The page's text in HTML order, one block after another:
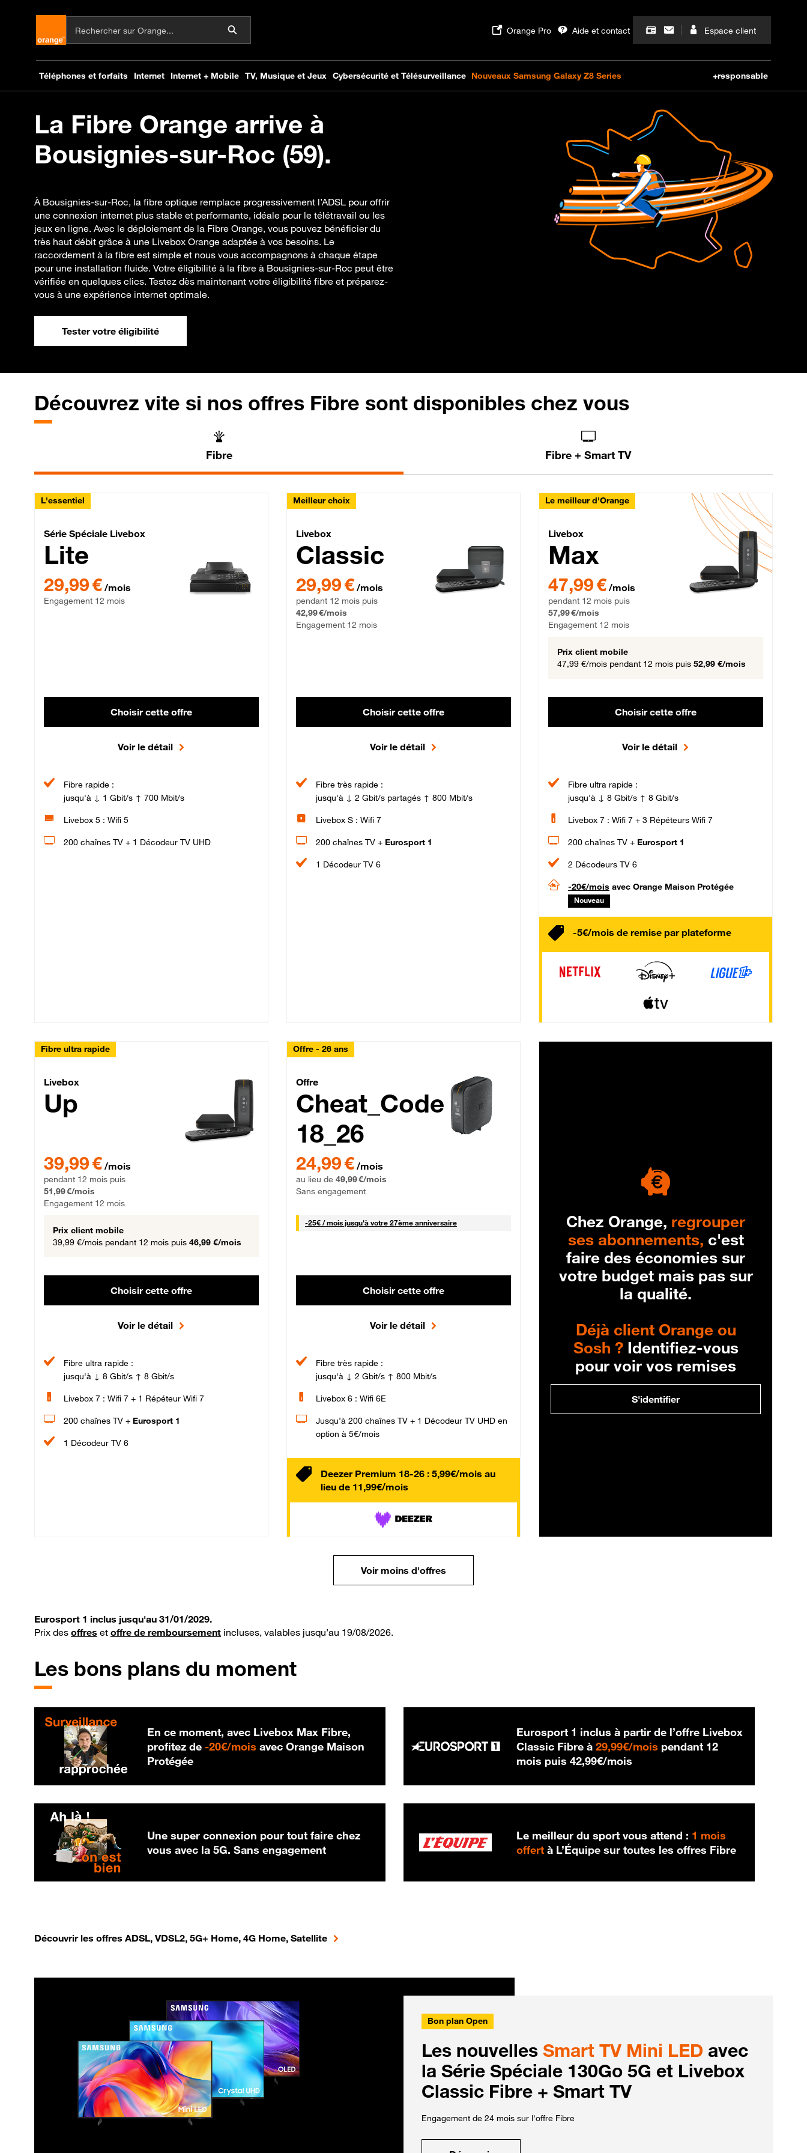
La Fibre Orange arrive à
Bousignies-sur-Roc (59).
À Bousignies-sur-Roc, la fibre optique remplace progressivement l’ADSL pour offrir
une connexion internet plus stable et performante, idéale pour le télétravail ou les
jeux en ligne. Avec le déploiement de la Fibre Orange, vous pouvez bénéficier du
très haut débit grâce à une Livebox Orange adaptée à vos besoins. Le
raccordement à la fibre est simple et nous vous accompagnons à chaque étape
pour une installation fluide. Votre éligibilité à la fibre à Bousignies-sur-Roc peut être
vérifiée en quelques clics. Testez dès maintenant votre éligibilité fibre et préparez-
vous à une expérience internet optimale.
Tester votre éligibilité
Découvrez vite si nos offres Fibre sont disponibles chez vous
Fibre Fibre + Smart TV
L'essentiel
Série Spéciale Livebox Lite Fibre
Série Spéciale Livebox
Lite
29,99 € par mois , Engagement 12 mois
29,99 € /mois
Engagement 12 mois
Choisir cette offre
Voir le détail
Fibre rapide :
jusqu'à ↓ 1 Gbit/s ↑ 700 Mbit/s
Livebox 5 : Wifi 5
200 chaînes TV + 1 Décodeur TV UHD
Meilleur choix
Livebox Classic Fibre
Livebox
Classic
29,99 € par mois pendant 12 mois puis 42,99 € par mois, Engagement 12 mois
29,99 € /mois
pendant 12 mois puis
42,99 €/mois
Engagement 12 mois
Choisir cette offre
Voir le détail
Fibre très rapide :
jusqu'à ↓ 2 Gbit/s partagés ↑ 800 Mbit/s
Livebox S : Wifi 7
200 chaînes TV + Eurosport 1
1 Décodeur TV 6
Le meilleur d'Orange
Livebox Max Fibre
Livebox
Max
47,99 € par mois pendant 12 mois puis 57,99 € par mois,
47,99 € /mois
pendant 12 mois puis
57,99 €/mois
Engagement 12 mois
Prix client mobile
47,99 €/mois pendant 12 mois puis 52,99 €/mois
Choisir cette offre
Voir le détail
Fibre ultra rapide :
jusqu'à ↓ 8 Gbit/s ↑ 8 Gbit/s
Livebox 7 : Wifi 7 + 3 Répéteurs Wifi 7
200 chaînes TV + Eurosport 1
2 Décodeurs TV 6
-20€/mois avec Orange Maison Protégée
Nouveau
-5€/mois de remise par plateforme
Fibre ultra rapide
Livebox Up Fibre
Livebox
Up
39,99 € /mois
pendant 12 mois puis
51,99 €/mois
Engagement 12 mois
Prix client mobile
39,99 €/mois pendant 12 mois puis 46,99 €/mois
Choisir cette offre
Voir le détail
Fibre ultra rapide :
jusqu'à ↓ 8 Gbit/s ↑ 8 Gbit/s
Livebox 7 : Wifi 7 + 1 Répéteur Wifi 7
200 chaînes TV + Eurosport 1
1 Décodeur TV 6
Offre - 26 ans
Cheat_Code Fibre_18_26
Offre
Cheat_Code
18_26
24,99 € /mois
au lieu de 49,99 €/mois
Sans engagement
-25€ / mois25 € par mois
jusqu'à votre 27ème anniversaire
Choisir cette offre
Voir le détail
Fibre très rapide :
jusqu'à ↓ 2 Gbit/s ↑ 800 Mbit/s
Livebox 6 : Wifi 6E
Jusqu’à 200 chaînes TV + 1 Décodeur TV UHD en
option à 5€/mois
Deezer Premium 18-26 : 5,99€/mois au
lieu de 11,99€/mois
Chez Orange, regrouper
ses abonnements, c'est
faire des économies sur
votre budget mais pas sur
la qualité.
Déjà client Orange ou
Sosh ?Identifiez-vous
pour voir vos remises
S'identifier
Voir moins d'offres
Eurosport 1 inclus jusqu'au 31/01/2029.
Prix des offres et offre de remboursement incluses, valables jusqu’au 19/08/2026.
Les bons plans du moment
En ce moment, avec Livebox Max Fibre,
profitez de -20€/mois 20 € par mois
avec Orange Maison
Protégée
Eurosport 1 inclus à partir de l’offre Livebox
Classic Fibre à29,99€/mois 29,99 € par mois
pendant 12
mois puis42,99€/mois
Une super connexion pour tout faire chez
vous avec la 5G. Sans engagement
Le meilleur du sport vous attend : 1 mois
offert à L’Équipe sur toutes les offres Fibre
Découvrir les offres ADSL, VDSL2, 5G+ Home, 4G Home, Satellite
Bon plan Open
Les nouvelles Smart TV Mini LED avec
la Série Spéciale 130Go 5G et Livebox
Classic Fibre + Smart TV
Engagement de 24 mois sur l'offre Fibre